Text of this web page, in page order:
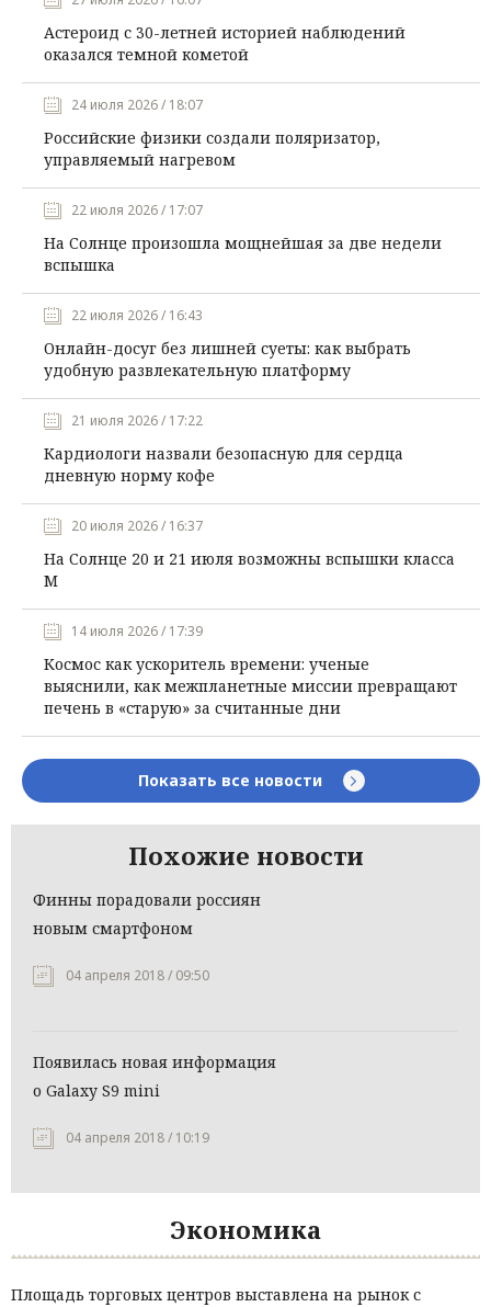
Астероид с 30-летней историей наблюдений
оказался темной кометой
24 июля 2026 / 18:07
Российские физики создали поляризатор,
управляемый нагревом
22 июля 2026 / 17:07
На Солнце произошла мощнейшая за две недели
вспышка
22 июля 2026 / 16:43
Онлайн-досуг без лишней суеты: как выбрать
удобную развлекательную платформу
21 июля 2026 / 17:22
Кардиологи назвали безопасную для сердца
дневную норму кофе
20 июля 2026 / 16:37
На Солнце 20 и 21 июля возможны вспышки класса
М
14 июля 2026 / 17:39
Космос как ускоритель времени: ученые
выяснили, как межпланетные миссии превращают
печень в «старую» за считанные дни
Показать все новости
Похожие новости
Финны порадовали россиян
новым смартфоном
04 апреля 2018 / 09:50
Появилась новая информация
о Galaxy S9 mini
04 апреля 2018 / 10:19
Экономика
Площадь торговых центров выставлена на рынок с